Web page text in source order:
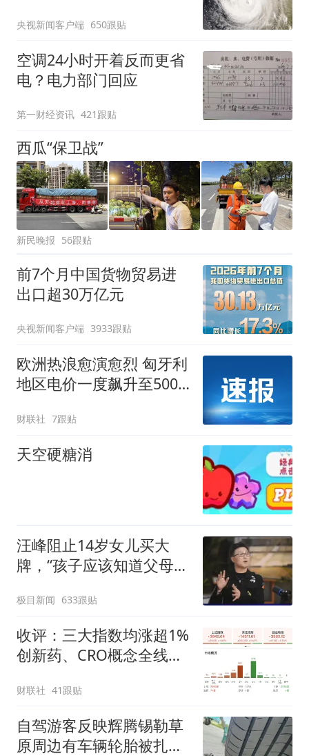
央视新闻客户端 650跟贴
空调24小时开着反而更省
电？电力部门回应
第一财经资讯 421跟贴
西瓜“保卫战”
新民晚报 56跟贴
前7个月中国货物贸易进
出口超30万亿元
央视新闻客户端 3933跟贴
欧洲热浪愈演愈烈 匈牙利
地区电价一度飙升至500
财联社 7跟贴
天空硬糖消
汪峰阻止14岁女儿买大
牌，“孩子应该知道父母的
都在淘宝
极目新闻 633跟贴
收评：三大指数均涨超1%
创新药、CRO概念全线走
财联社 41跟贴
自驾游客反映辉腾锡勒草
原周边有车辆轮胎被扎，